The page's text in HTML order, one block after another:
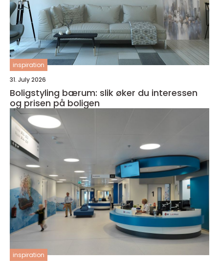
inspiration
31. July 2026
Boligstyling bærum: slik øker du interessen
og prisen på boligen
inspiration